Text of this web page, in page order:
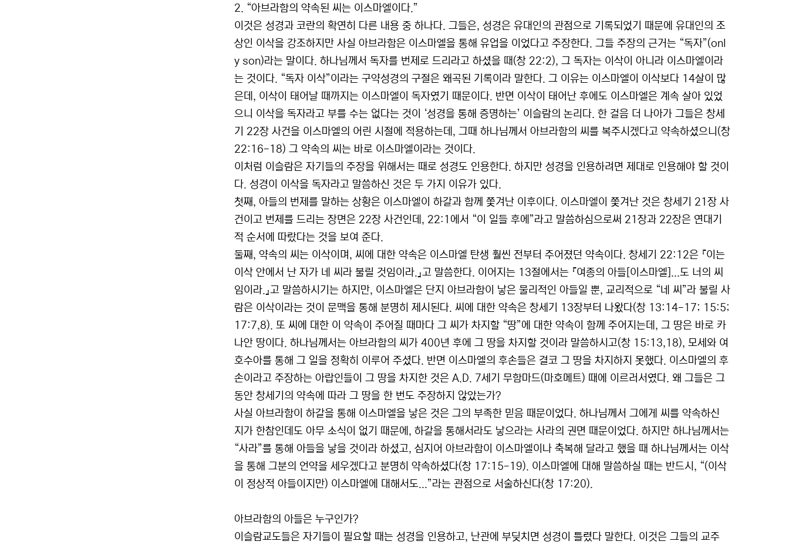
2. “아브라함의 약속된 씨는 이스마엘이다.”
이것은 성경과 코란의 확연히 다른 내용 중 하나다. 그들은, 성경은 유대인의 관점으로 기록되었기 때문에 유대인의 조
상인 이삭을 강조하지만 사실 아브라함은 이스마엘을 통해 유업을 이었다고 주장한다. 그들 주장의 근거는 “독자”(onl
y son)라는 말이다. 하나님께서 독자를 번제로 드리라고 하셨을 때(창 22:2), 그 독자는 이삭이 아니라 이스마엘이라
는 것이다. “독자 이삭”이라는 구약성경의 구절은 왜곡된 기록이라 말한다. 그 이유는 이스마엘이 이삭보다 14살이 많
은데, 이삭이 태어날 때까지는 이스마엘이 독자였기 때문이다. 반면 이삭이 태어난 후에도 이스마엘은 계속 살아 있었
으니 이삭을 독자라고 부를 수는 없다는 것이 ‘성경을 통해 증명하는’ 이슬람의 논리다. 한 걸음 더 나아가 그들은 창세
기 22장 사건을 이스마엘의 어린 시절에 적용하는데, 그때 하나님께서 아브라함의 씨를 복주시겠다고 약속하셨으니(창
22:16-18) 그 약속의 씨는 바로 이스마엘이라는 것이다.
이처럼 이슬람은 자기들의 주장을 위해서는 때로 성경도 인용한다. 하지만 성경을 인용하려면 제대로 인용해야 할 것이
다. 성경이 이삭을 독자라고 말씀하신 것은 두 가지 이유가 있다.
첫째, 아들의 번제를 말하는 상황은 이스마엘이 하갈과 함께 쫓겨난 이후이다. 이스마엘이 쫓겨난 것은 창세기 21장 사
건이고 번제를 드리는 장면은 22장 사건인데, 22:1에서 “이 일들 후에”라고 말씀하심으로써 21장과 22장은 연대기
적 순서에 따랐다는 것을 보여 준다.
둘째, 약속의 씨는 이삭이며, 씨에 대한 약속은 이스마엘 탄생 훨씬 전부터 주어졌던 약속이다. 창세기 22:12은 『이는
이삭 안에서 난 자가 네 씨라 불릴 것임이라.』고 말씀한다. 이어지는 13절에서는 『여종의 아들[이스마엘]...도 너의 씨
임이라.』고 말씀하시기는 하지만, 이스마엘은 단지 아브라함이 낳은 물리적인 아들일 뿐, 교리적으로 “네 씨”라 불릴 사
람은 이삭이라는 것이 문맥을 통해 분명히 제시된다. 씨에 대한 약속은 창세기 13장부터 나왔다(창 13:14-17; 15:5;
17:7,8). 또 씨에 대한 이 약속이 주어질 때마다 그 씨가 차지할 “땅”에 대한 약속이 함께 주어지는데, 그 땅은 바로 카
나안 땅이다. 하나님께서는 아브라함의 씨가 400년 후에 그 땅을 차지할 것이라 말씀하시고(창 15:13,18), 모세와 여
호수아를 통해 그 일을 정확히 이루어 주셨다. 반면 이스마엘의 후손들은 결코 그 땅을 차지하지 못했다. 이스마엘의 후
손이라고 주장하는 아랍인들이 그 땅을 차지한 것은 A.D. 7세기 무함마드(마호메트) 때에 이르러서였다. 왜 그들은 그
동안 창세기의 약속에 따라 그 땅을 한 번도 주장하지 않았는가?
사실 아브라함이 하갈을 통해 이스마엘을 낳은 것은 그의 부족한 믿음 때문이었다. 하나님께서 그에게 씨를 약속하신
지가 한참인데도 아무 소식이 없기 때문에, 하갈을 통해서라도 낳으라는 사라의 권면 때문이었다. 하지만 하나님께서는
“사라”를 통해 아들을 낳을 것이라 하셨고, 심지어 아브라함이 이스마엘이나 축복해 달라고 했을 때 하나님께서는 이삭
을 통해 그분의 언약을 세우겠다고 분명히 약속하셨다(창 17:15-19). 이스마엘에 대해 말씀하실 때는 반드시, “(이삭
이 정상적 아들이지만) 이스마엘에 대해서도...”라는 관점으로 서술하신다(창 17:20).
아브라함의 아들은 누구인가?
이슬람교도들은 자기들이 필요할 때는 성경을 인용하고, 난관에 부딪치면 성경이 틀렸다 말한다. 이것은 그들의 교주